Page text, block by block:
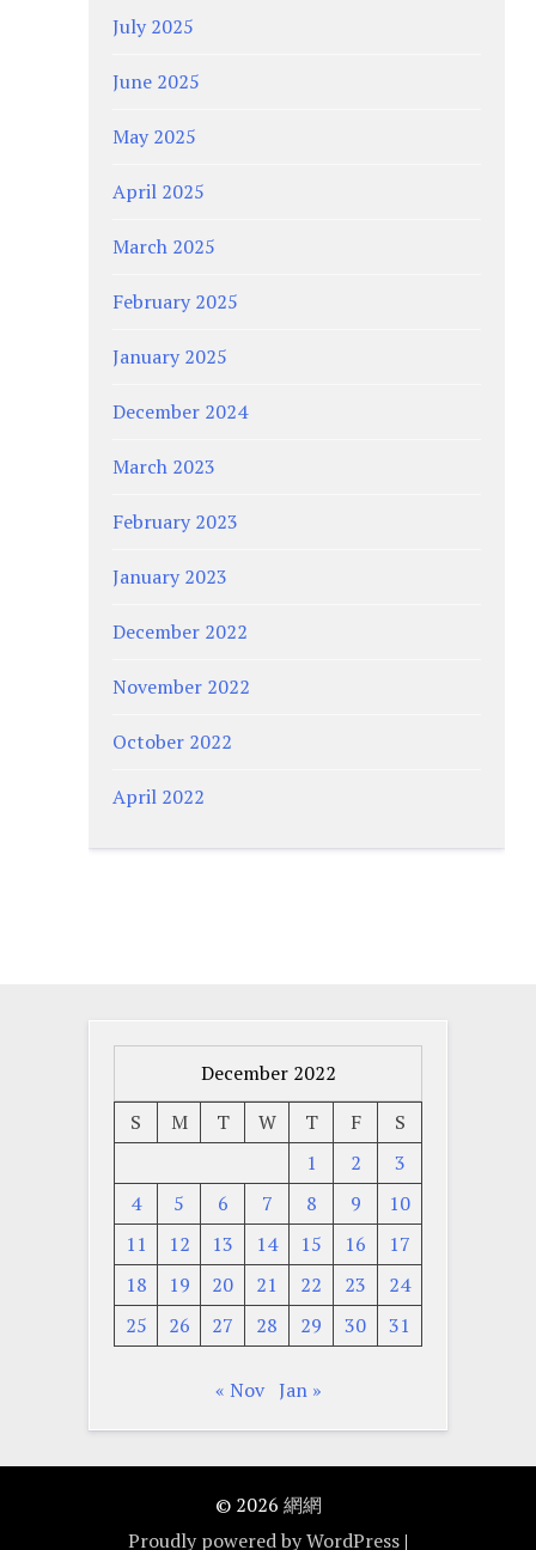
July 2025
June 2025
May 2025
April 2025
March 2025
February 2025
January 2025
December 2024
March 2023
February 2023
January 2023
December 2022
November 2022
October 2022
April 2022
December 2022
S
M T W T F
S
1
2
3
4
5 6 7 8 9
10
11
12 13 14 15 16
17
18
19 20 21 22 23
24
25
26 27 28 29 30 31
« Nov Jan »
© 2026 網網
Proudly powered by WordPress |